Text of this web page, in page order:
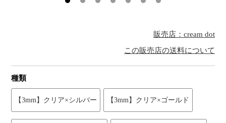
販売店：cream dot
この販売店の送料について
種類
【3mm】クリア×シルバー 【3mm】クリア×ゴールド